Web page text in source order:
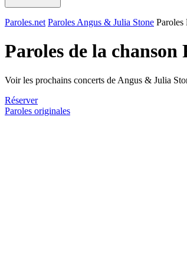
Paroles.net Paroles Angus & Julia Stone Paroles
Paroles de la
Voir les prochains concerts de Angus & Julia
Réserver
Paroles originales